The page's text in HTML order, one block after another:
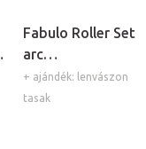
Fabulo Roller Set
arc
maderoterápiás
készlet, 4db
+ ajándék: lenvászon
tasak